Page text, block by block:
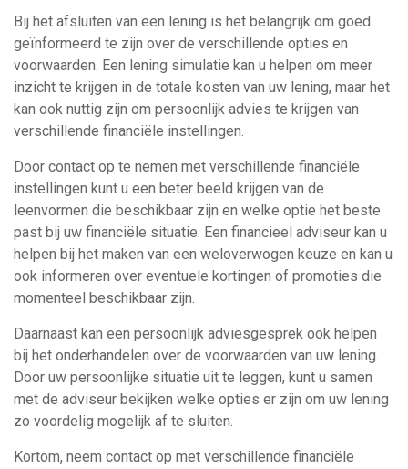
Bij het afsluiten van een lening is het belangrijk om goed
geïnformeerd te zijn over de verschillende opties en
voorwaarden. Een lening simulatie kan u helpen om meer
inzicht te krijgen in de totale kosten van uw lening, maar het
kan ook nuttig zijn om persoonlijk advies te krijgen van
verschillende financiële instellingen.
Door contact op te nemen met verschillende financiële
instellingen kunt u een beter beeld krijgen van de
leenvormen die beschikbaar zijn en welke optie het beste
past bij uw financiële situatie. Een financieel adviseur kan u
helpen bij het maken van een weloverwogen keuze en kan u
ook informeren over eventuele kortingen of promoties die
momenteel beschikbaar zijn.
Daarnaast kan een persoonlijk adviesgesprek ook helpen
bij het onderhandelen over de voorwaarden van uw lening.
Door uw persoonlijke situatie uit te leggen, kunt u samen
met de adviseur bekijken welke opties er zijn om uw lening
zo voordelig mogelijk af te sluiten.
Kortom, neem contact op met verschillende financiële